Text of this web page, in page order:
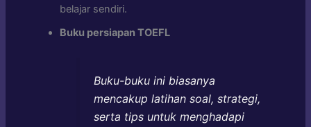
belajar sendiri.
Buku persiapan TOEFL
Buku-buku ini biasanya
mencakup latihan soal, strategi,
serta tips untuk menghadapi